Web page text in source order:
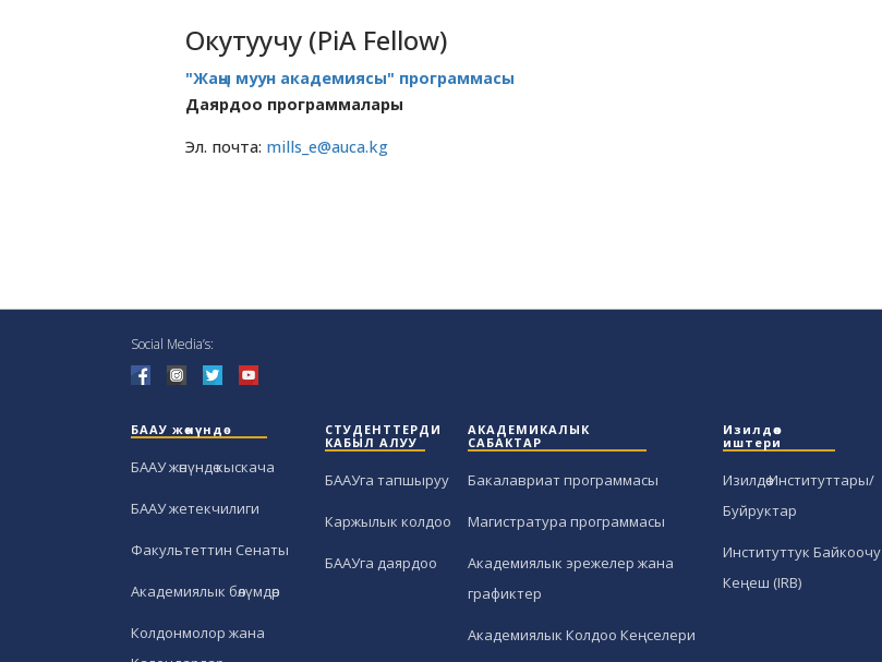
Окутуучу (PiA Fellow)
"Жаңы муун академиясы" программасы
Даярдоо программалары
Эл. почта: mills_e@auca.kg
Social Media’s:
БААУ жөнүндө
БААУ жөнүндө кыскача
БААУ жетекчилиги
Факультеттин Сенаты
Академиялык бөлүмдөр
Колдонмолор жана
СТУДЕНТТЕРДИ
КАБЫЛ АЛУУ
БААУга тапшыруу
Каржылык колдоо
БААУга даярдоо
АКАДЕМИКАЛЫК
САБАКТАР
Бакалавриат программасы
Магистратура программасы
Академиялык эрежелер жана
графиктер
Академиялык Колдоо Кеңселери
Изилдөө
иштери
Изилдөө Институттары/
Буйруктар
Институттук Байкоочу
Кеңеш (IRB)